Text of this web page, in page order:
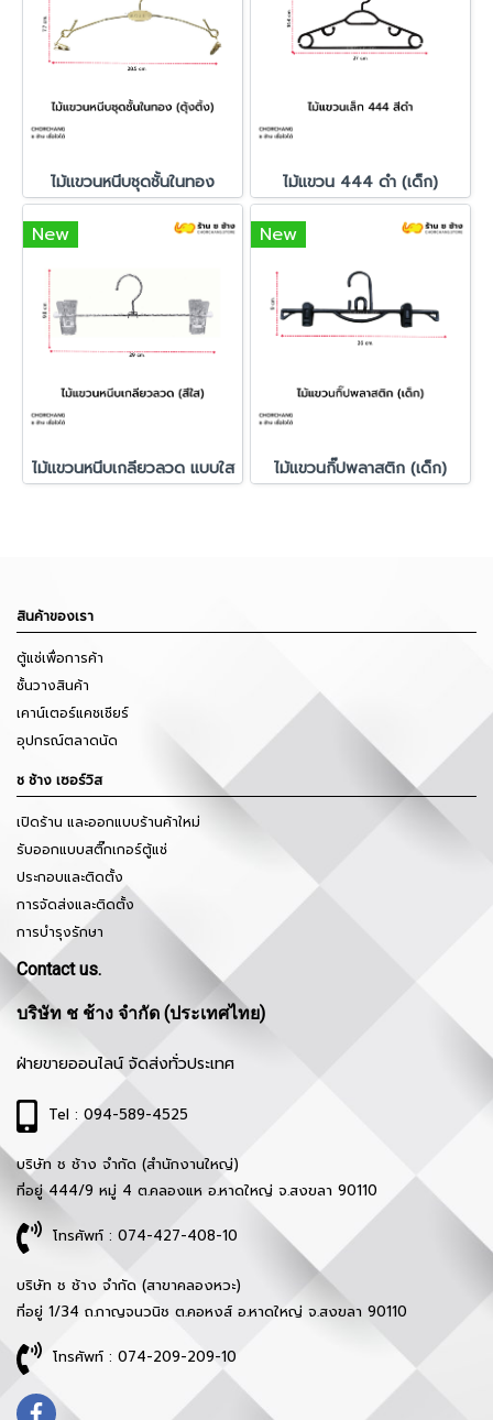
ไม้แขวนหนีบชุดชั้นในทอง ไม้แขวน 444 ดำ (เด็ก)
New
ไม้แขวนหนีบเกลียวลวด แบบใส
New
ไม้แขวนกิ๊ปพลาสติก (เด็ก)
สินค้าของเรา
ตู้แช่เพื่อการค้า
ชั้นวางสินค้า
เคาน์เตอร์แคชเชียร์
อุปกรณ์ตลาดนัด
ช ช้าง เซอร์วิส
เปิดร้าน และออกแบบร้านค้าใหม่
รับออกแบบสติ๊กเกอร์ตู้แช่
ประกอบและติดตั้ง
การจัดส่งและติดตั้ง
การบำรุงรักษา
Contact us.
บริษัท ช ช้าง จำกัด (ประเทศไทย)
ฝ่ายขายออนไลน์ จัดส่งทั่วประเทศ
Tel : 094-589-4525
บริษัท ช ช้าง จำกัด (สำนักงานใหญ่)
ที่อยู่ 444/9 หมู่ 4 ต.คลองแห อ.หาดใหญ่ จ.สงขลา 90110
โทรศัพท์ : 074-427-408-10
บริษัท ช ช้าง จำกัด (สาขาคลองหวะ)
ที่อยู่ 1/34 ถ.กาญจนวนิช ต.คอหงส์ อ.หาดใหญ่ จ.สงขลา 90110
โทรศัพท์ : 074-209-209-10